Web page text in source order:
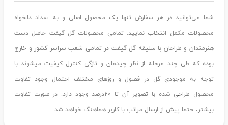
شما می‌توانید در هر سفارش تنها یک محصول اصلی و به تعداد دلخواه
محصولات مکمل انتخاب نمایید. تمامی محصولات گل گیفت حاصل دست
هنرمندان و طراحان با سلیقه گل گیفت در تمامی شعب سراسر کشور و خارج
بوده که طی چند مرحله از نظر چیدمان و تازگی کنترل کیفیت میشوند با
توجه به موجودی گل در فصول و روزهای مختلف احتمال وجود تفاوت
محصول طراحی شده با تصویر آن تا ۲۰درصد وجود دارد. در صورت تفاوت
بیشتر، حتما پیش از ارسال مراتب با کاربر هماهنگ خواهد شد.